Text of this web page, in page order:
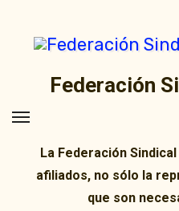
contenido
Federación
La Federación
afiliados, no sólo la
que son